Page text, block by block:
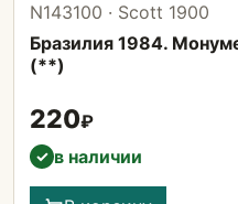
N143100 · Scott 1900
Бразилия 1984.
(**)
220₽
✓ в наличии